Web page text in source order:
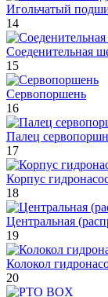
Игольчатый
14
Соеденительная
15
Сервопоршень
16
Палец
17
Корпус
18
Центральная
19
Колокол
20